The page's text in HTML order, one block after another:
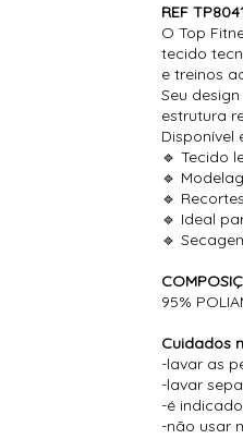
REF
O Top
tecido
e treinos
Seu
estrutura
Disponível
🔹 Tecido
🔹
🔹
🔹 Ideal
🔹
95%
Cuidados
-lavar as
-lavar
-é
-não usar